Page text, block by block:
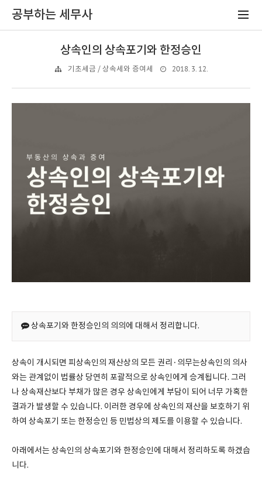
공부하는 세무사
상속인의 상속포기와 한정승인
기초세금 / 상속세와 증여세 2018. 3. 12.
상속포기와 한정승인의 의의에 대해서 정리합니다.
상속이 개시되면 피상속인의 재산상의 모든 권리·의무는상속인의 의사
와는 관계없이 법률상 당연히 포괄적으로 상속인에게 승계됩니다. 그러
나 상속재산보다 부채가 많은 경우 상속인에게 부담이 되어 너무 가혹한
결과가 발생할 수 있습니다. 이러한 경우에 상속인의 재산을 보호하기 위
하여 상속포기 또는 한정승인 등 민법상의 제도를 이용할 수 있습니다.
아래에서는 상속인의 상속포기와 한정승인에 대해서 정리하도록 하겠습
니다.